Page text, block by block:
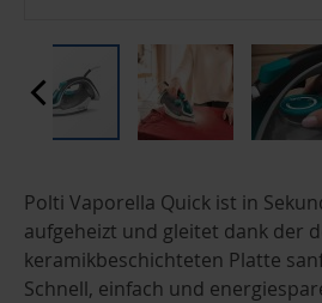
ANFANG
DER
BILDGALERIE
SPRINGEN
Polti Vaporella Quick ist in
aufgeheizt und gleitet dank der
keramikbeschichteten Platte
Schnell, einfach und